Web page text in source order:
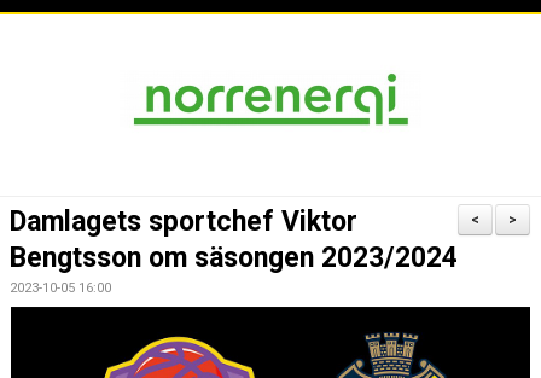
DOKUMENT
>
<
Damlagets sportchef Viktor
Bengtsson om säsongen 2023/2024
2023-10-05 16:00